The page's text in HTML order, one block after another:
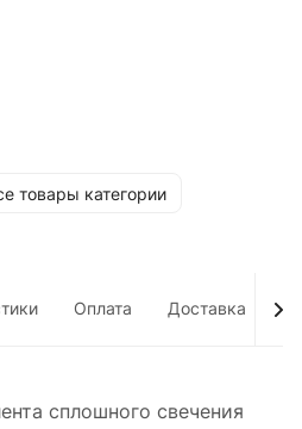
товары категории
Оплата Доставка
сплошного свечения